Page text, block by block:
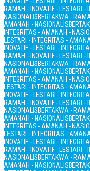
RAMAH - INOVATIF - LESTARI -
NASIONALISBERTAKWA -
AMANAH - NASIONALIS
INTEGRITAS - AMANAH -
LESTARI - INTEGRITAS -
INOVATIF - LESTARI -
RAMAH - INOVATIF - LESTARI -
NASIONALISBERTAKWA -
AMANAH - NASIONALIS
INTEGRITAS - AMANAH -
LESTARI - INTEGRITAS -
INOVATIF - LESTARI -
RAMAH - INOVATIF - LESTARI -
NASIONALISBERTAKWA -
AMANAH - NASIONALIS
INTEGRITAS - AMANAH -
LESTARI - INTEGRITAS -
INOVATIF - LESTARI -
RAMAH - INOVATIF - LESTARI -
NASIONALISBERTAKWA -
AMANAH - NASIONALIS